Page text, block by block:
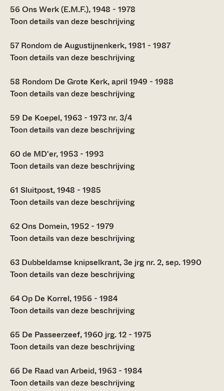
56 Ons Werk (E.M.F.), 1948 - 1978
Toon details van deze beschrijving
57 Rondom de Augustijnenkerk, 1981 - 1987
Toon details van deze beschrijving
58 Rondom De Grote Kerk, april 1949 - 1988
Toon details van deze beschrijving
59 De Koepel, 1963 - 1973 nr. 3/4
Toon details van deze beschrijving
60 de MD'er, 1953 - 1993
Toon details van deze beschrijving
61 Sluitpost, 1948 - 1985
Toon details van deze beschrijving
62Ons Domein, 1952 - 1979
Toon details van deze beschrijving
63 Dubbeldamse knipselkrant, 3e jrg nr. 2, sep. 1990
Toon details van deze beschrijving
64Op De Korrel, 1956 - 1984
Toon details van deze beschrijving
65 De Passeerzeef, 1960 jrg. 12 - 1975
Toon details van deze beschrijving
66 De Raad van Arbeid, 1963 - 1984
Toon details van deze beschrijving